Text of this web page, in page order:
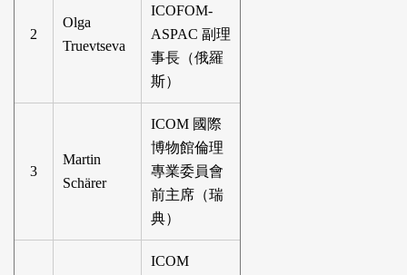
2
Olga
Truevtseva
ICOFOM-
ASPAC 副理
事長（俄羅
斯）
3
Martin
Schärer
ICOM 國際
博物館倫理
專業委員會
前主席（瑞
典）
ICOM